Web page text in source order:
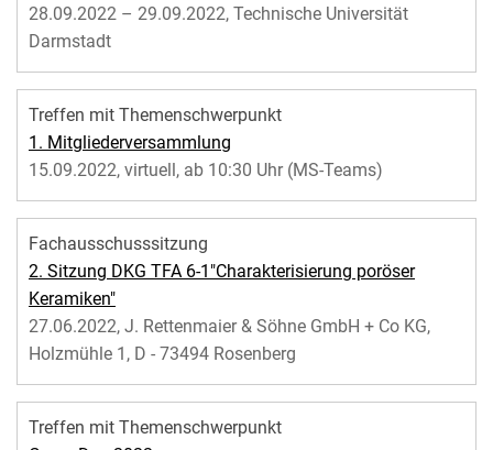
28.09.2022 – 29.09.2022, Technische Universität
Darmstadt
Treffen mit Themenschwerpunkt
1. Mitgliederversammlung
15.09.2022, virtuell, ab 10:30 Uhr (MS-Teams)
Fachausschusssitzung
2. Sitzung DKG TFA 6-1"Charakterisierung poröser
Keramiken"
27.06.2022, J. Rettenmaier & Söhne GmbH + Co KG,
Holzmühle 1, D - 73494 Rosenberg
Treffen mit Themenschwerpunkt